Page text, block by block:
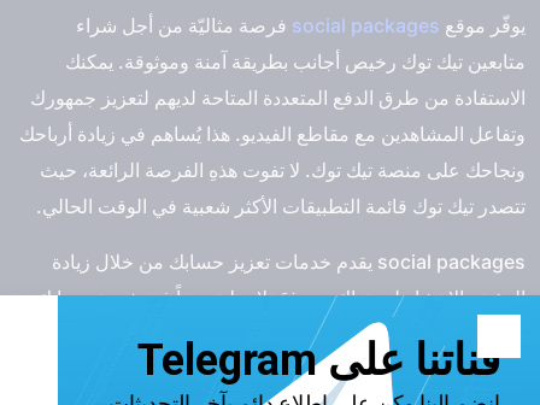
يوفّر موقع social packages فرصة مثاليّة من أجل شراء
متابعين تيك توك رخيص أجانب بطريقة آمنة وموثوقة. يمكنك
الاستفادة من طرق الدفع المتعددة المتاحة لديهم لتعزيز جمهورك
وتفاعل المشاهدين مع مقاطع الفيديو. هذا يُساهم في زيادة أرباحك
ونجاحك على منصة تيك توك. لا تفوت هذهِ الفرصة الرائعة، حيث
تتصدر تيك توك قائمة التطبيقات الأكثر شعبية في الوقت الحالي.
social packages يقدم خدمات تعزيز حسابك من خلال زيادة
الرؤية والانتشار لِمحتواك. سوفَ تلاحظ تحسناً في شهرة حسابك
وتأثيرك بفضل زيادة التفاعلات ووصولك لجمهور جديد ومتابعين من
مختلف الفئات. هذا يتيح لك فرصة زيادة انتشار ملفك الشخصي